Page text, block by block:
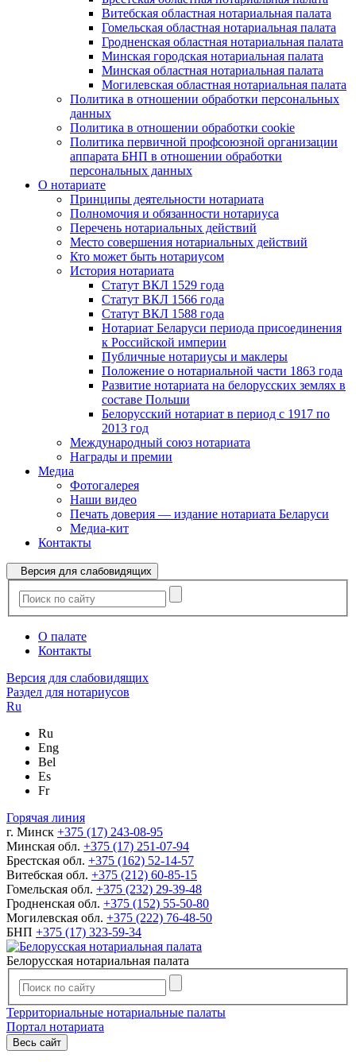
Витебская областная нотариальная палата
Гомельская областная нотариальная палата
Гродненская областная нотариальная палата
Минская городская нотариальная палата
Минская областная нотариальная палата
Могилевская областная нотариальная палата
Политика в отношении обработки персональных
данных
Политика в отношении обработки cookie
Политика первичной профсоюзной организации
аппарата БНП в отношении обработки
персональных данных
О нотариате
Принципы деятельности нотариата
Полномочия и обязанности нотариуса
Перечень нотариальных действий
Место совершения нотариальных действий
Кто может быть нотариусом
История нотариата
Статут ВКЛ 1529 года
Статут ВКЛ 1566 года
Статут ВКЛ 1588 года
Нотариат Беларуси периода присоединения
к Российской империи
Публичные нотариусы и маклеры
Положение о нотариальной части 1863 года
Развитие нотариата на белорусских землях в
составе Польши
Белорусский нотариат в период с 1917 по
2013 год
Международный союз нотариата
Награды и премии
Медиа
Фотогалерея
Наши видео
Печать доверия — издание нотариата Беларуси
Медиа-кит
Контакты
Версия для слабовидящих
О палате
Контакты
Версия для слабовидящих
Раздел для нотариусов
Ru
Ru
Eng
Bel
Es
Fr
Горячая линия
г. Минск +375 (17) 243-08-95
Минская обл. +375 (17) 251-07-94
Брестская обл. +375 (162) 52-14-57
Витебская обл. +375 (212) 60-85-15
Гомельская обл. +375 (232) 29-39-48
Гродненская обл. +375 (152) 55-50-80
Могилевская обл. +375 (222) 76-48-50
БНП +375 (17) 323-59-34
Белорусская нотариальная палата
Территориальные нотариальные палаты
Портал нотариата
Весь сайт